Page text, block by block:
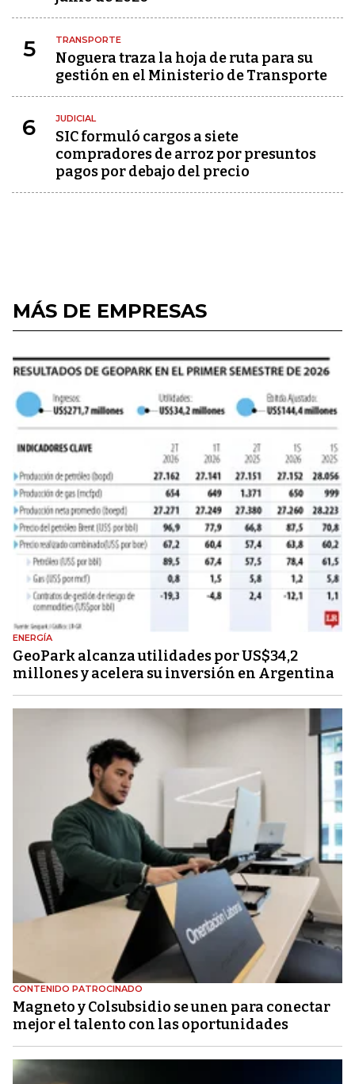
5 TRANSPORTE
Noguera traza la hoja de ruta para su
gestión en el Ministerio de Transporte
6 JUDICIAL
SIC formuló cargos a siete
compradores de arroz por presuntos
pagos por debajo del precio
MÁS DE EMPRESAS
ENERGÍA
GeoPark alcanza utilidades por US$34,2
millones y acelera su inversión en Argentina
CONTENIDO PATROCINADO
Magneto y Colsubsidio se unen para conectar
mejor el talento con las oportunidades